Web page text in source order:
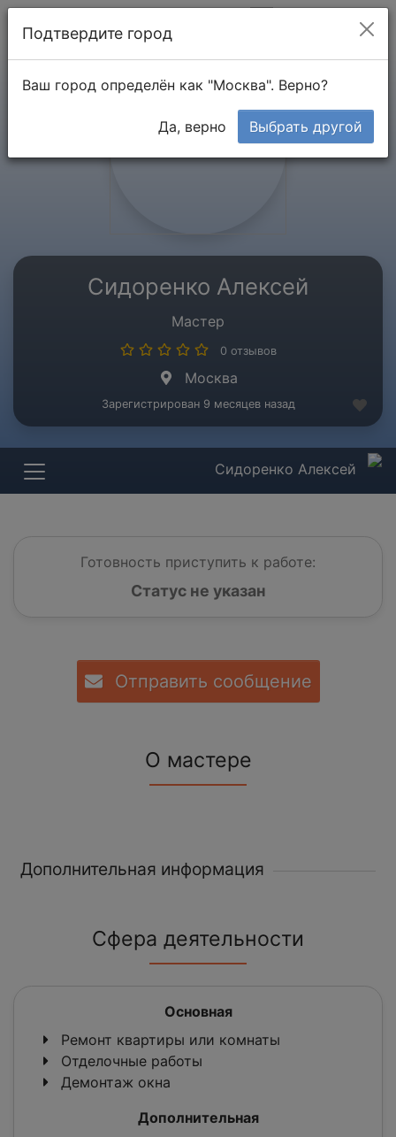
Сидоренко Алексей
Мастер
0 отзывов
Москва
Зарегистрирован 9 месяцев назад
Сидоренко Алексей
Готовность приступить к работе:
Статус не указан
Отправить сообщение
О мастере
Дополнительная информация
Сфера деятельности
Основная
Ремонт квартиры или комнаты
Отделочные работы
Демонтаж окна
Дополнительная
Подтвердите город
Ваш город определён как "Москва". Верно?
Да, верно Выбрать другой